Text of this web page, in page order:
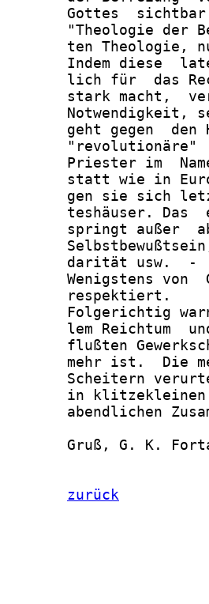
Gottes
"Theologie der
ten Theologie,
Indem diese
lich für  das
stark macht,
Notwendigkeit,
geht gegen  den
"revolutionäre"
Priester im
statt wie in
gen sie sich
teshäuser. Das
springt außer
darität usw.  -
Wenigstens von
       respektiert.
Folgerichtig
lem Reichtum
flußten
mehr ist.  Die
Scheitern
in
abendlichen
Gruß, G. K.
zurück